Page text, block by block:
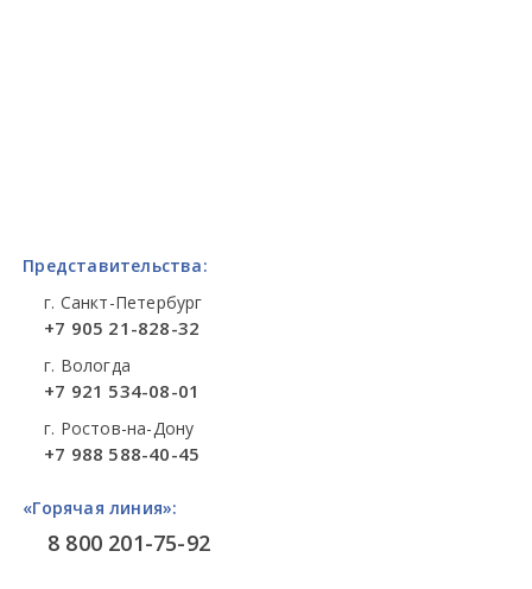
Представительства:
г. Санкт-Петербург
+7 905 21-828-32
г. Вологда
+7 921 534-08-01
г. Ростов-на-Дону
+7 988 588-40-45
«Горячая линия»:
8 800 201-75-92